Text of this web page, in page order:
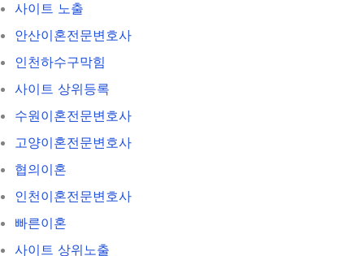
사이트 노출
안산이혼전문변호사
인천하수구막힘
사이트 상위등록
수원이혼전문변호사
고양이혼전문변호사
협의이혼
인천이혼전문변호사
빠른이혼
사이트 상위노출